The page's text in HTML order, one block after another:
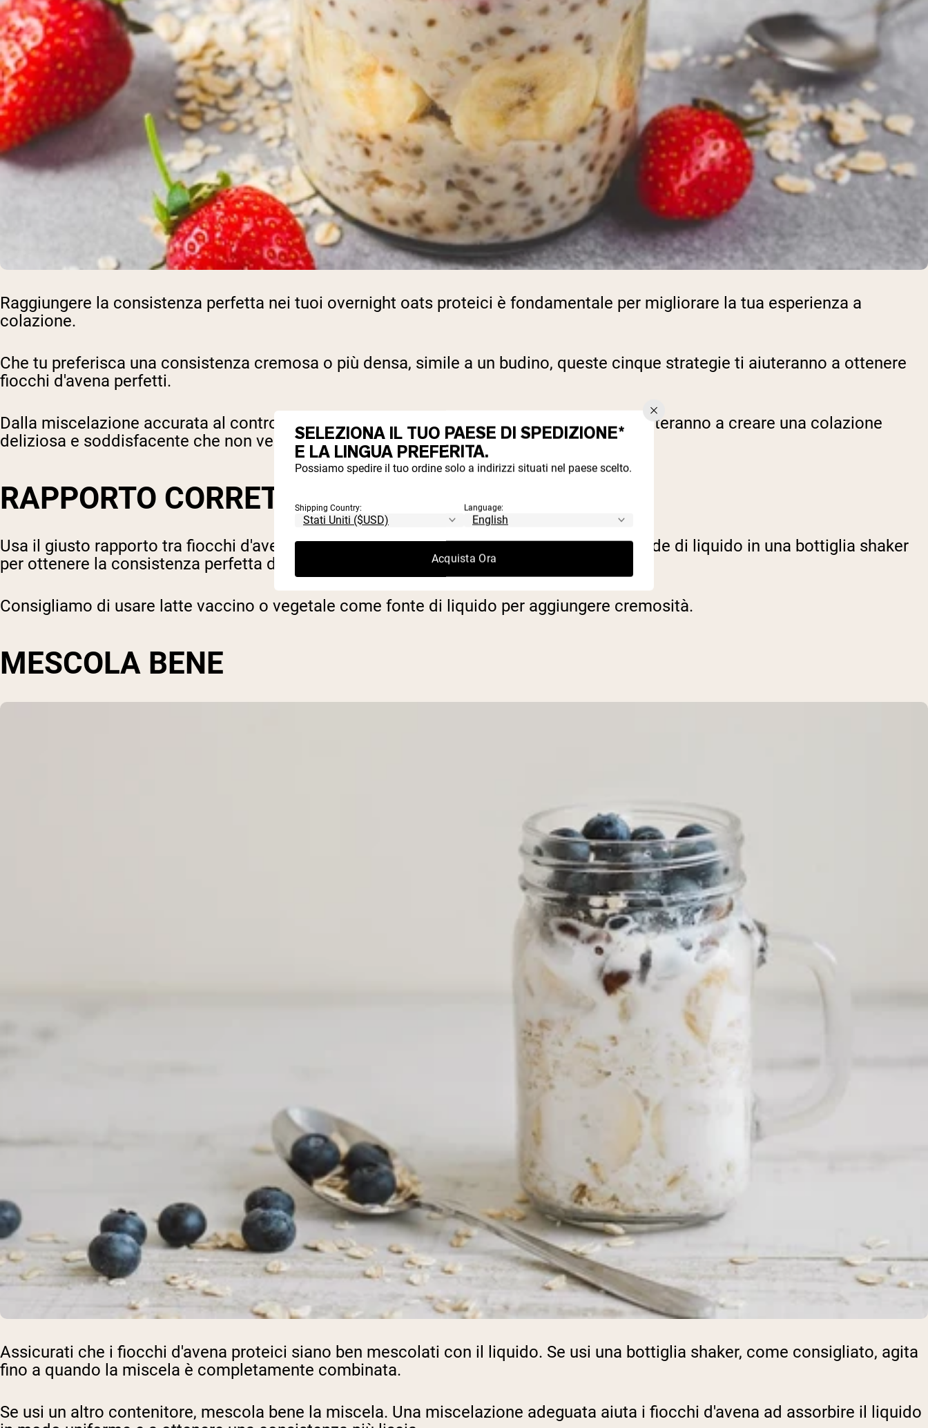
Raggiungere la consistenza perfetta nei tuoi overnight oats proteici è fondamentale per migliorare la tua esperienza a
colazione.
Che tu preferisca una consistenza cremosa o più densa, simile a un budino, queste cinque strategie ti aiuteranno a ottenere
fiocchi d'avena perfetti.
Dalla miscelazione accurata al controllo del rapporto liquido-fiocchi, questi consigli ti aiuteranno a creare una colazione
deliziosa e soddisfacente che non vedrai l'ora di gustare ogni mattina.
RAPPORTO CORRETTO DI LIQUIDO
Usa il giusto rapporto tra fiocchi d'avena e liquido. Aggiungi 2 misurini colmi a 8 once fluide di liquido in una bottiglia shaker
per ottenere la consistenza perfetta degli overnight oats.
Consigliamo di usare latte vaccino o vegetale come fonte di liquido per aggiungere cremosità.
MESCOLA BENE
Assicurati che i fiocchi d'avena proteici siano ben mescolati con il liquido. Se usi una bottiglia shaker, come consigliato, agita
fino a quando la miscela è completamente combinata.
Se usi un altro contenitore, mescola bene la miscela. Una miscelazione adeguata aiuta i fiocchi d'avena ad assorbire il liquido
SELEZIONA IL TUO PAESE DI SPEDIZIONE*
E LA LINGUA PREFERITA.
Possiamo spedire il tuo ordine solo a indirizzi situati nel paese scelto.
Shipping Country: Language:
Acquista Ora